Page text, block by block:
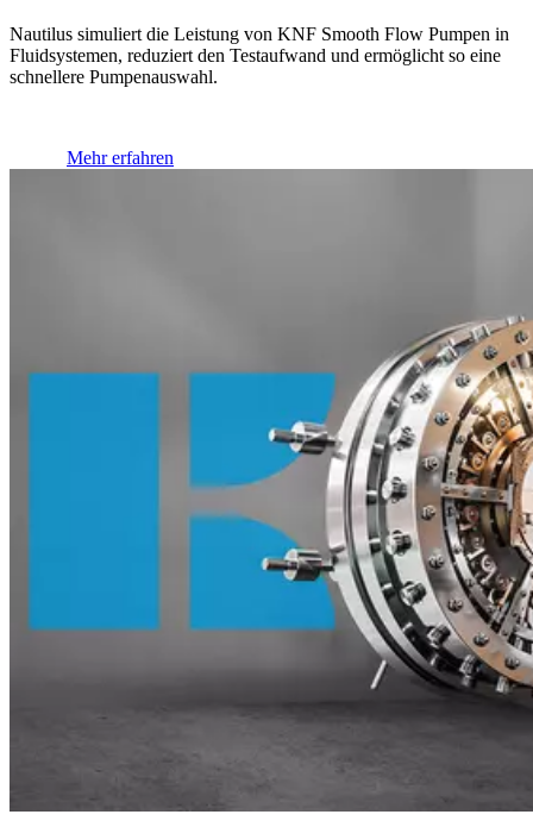
Nautilus simuliert die Leistung von KNF Smooth Flow Pumpen in
Fluidsystemen, reduziert den Testaufwand und ermöglicht so eine
schnellere Pumpenauswahl.
Mehr erfahren